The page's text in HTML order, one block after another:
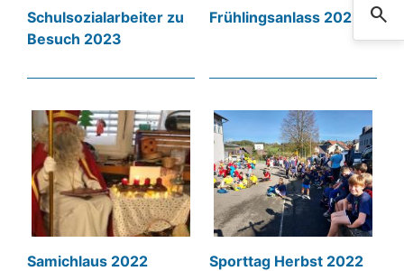
search
Schulsozialarbeiter zu
Besuch 2023
Frühlingsanlass 2023
Samichlaus 2022 Sporttag Herbst 2022